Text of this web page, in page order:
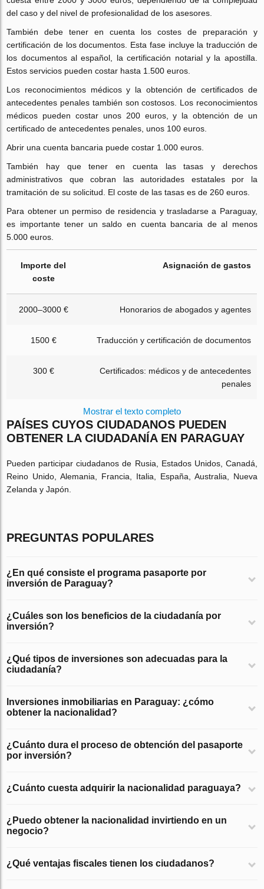
del caso y del nivel de profesionalidad de los asesores.
También debe tener en cuenta los costes de preparación y
certificación de los documentos. Esta fase incluye la traducción de
los documentos al español, la certificación notarial y la apostilla.
Estos servicios pueden costar hasta 1.500 euros.
Los reconocimientos médicos y la obtención de certificados de
antecedentes penales también son costosos. Los reconocimientos
médicos pueden costar unos 200 euros, y la obtención de un
certificado de antecedentes penales, unos 100 euros.
Abrir una cuenta bancaria puede costar 1.000 euros.
También hay que tener en cuenta las tasas y derechos
administrativos que cobran las autoridades estatales por la
tramitación de su solicitud. El coste de las tasas es de 260 euros.
Para obtener un permiso de residencia y trasladarse a Paraguay,
es importante tener un saldo en cuenta bancaria de al menos
5.000 euros.
Importe del
coste
Asignación de gastos
2000–3000 € Honorarios de abogados y agentes
1500 € Traducción y certificación de documentos
300 €
Certificados: médicos y de antecedentes
penales
Mostrar el texto completo
PAÍSES CUYOS CIUDADANOS PUEDEN
OBTENER LA CIUDADANÍA EN PARAGUAY
Pueden participar ciudadanos de Rusia, Estados Unidos, Canadá,
Reino Unido, Alemania, Francia, Italia, España, Australia, Nueva
Zelanda y Japón.
PREGUNTAS POPULARES
¿En qué consiste el programa pasaporte por
inversión de Paraguay?
¿Cuáles son los beneficios de la ciudadanía por
inversión?
¿Qué tipos de inversiones son adecuadas para la
ciudadanía?
Inversiones inmobiliarias en Paraguay: ¿cómo
obtener la nacionalidad?
¿Cuánto dura el proceso de obtención del pasaporte
por inversión?
¿Cuánto cuesta adquirir la nacionalidad paraguaya?
¿Puedo obtener la nacionalidad invirtiendo en un
negocio?
¿Qué ventajas fiscales tienen los ciudadanos?